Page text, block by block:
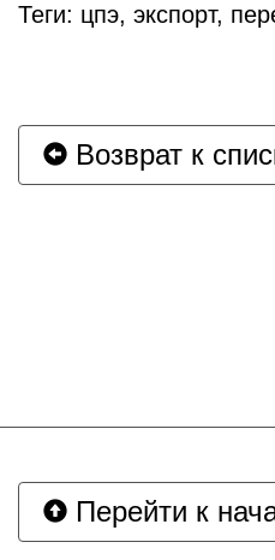
Теги: цпэ, экспорт,
Возврат к
Перейти к